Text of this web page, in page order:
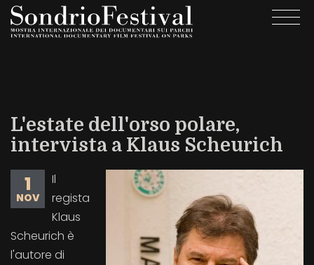
Salta
L'estate dell'orso polare,
intervista a Klaus Scheurich
1
NOV
Il
regista
Klaus
Scheurich è
l'autore di